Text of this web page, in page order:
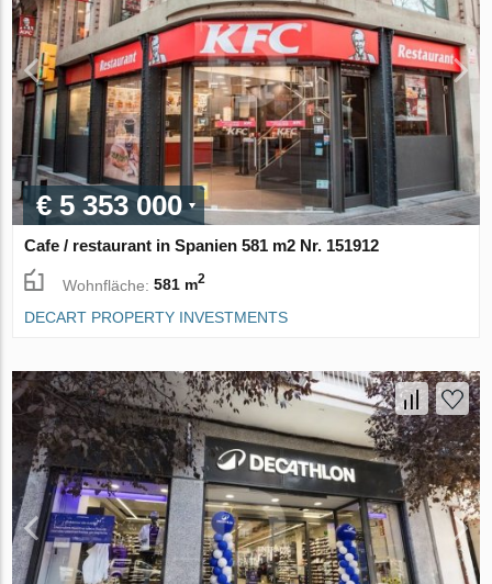
€ 5 353 000
Cafe / restaurant in Spanien 581 m2 Nr. 151912
Wohnfläche:581 m2
DECART PROPERTY INVESTMENTS